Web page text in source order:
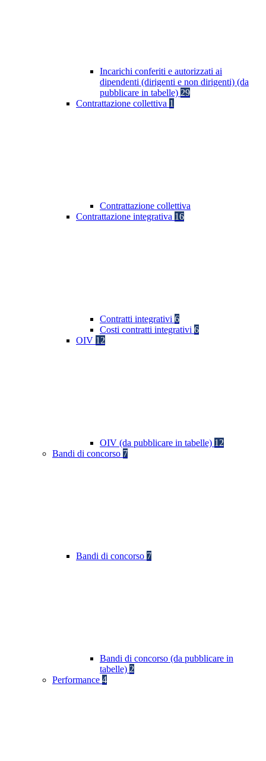
Incarichi conferiti e autorizzati ai
dipendenti (dirigenti e non dirigenti) (da
pubblicare in tabelle) 29
Contrattazione collettiva 1
Contrattazione collettiva
Contrattazione integrativa 16
Contratti integrativi 6
Costi contratti integrativi 6
OIV 12
OIV (da pubblicare in tabelle) 12
Bandi di concorso 7
Bandi di concorso 7
Bandi di concorso (da pubblicare in
tabelle) 2
Performance 4